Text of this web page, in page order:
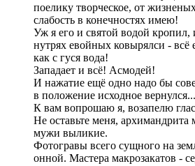
поелику творческое, от
слабость в конечностях имею!
Уж я его и святой водой кропил,
нутрях евойных ковырялси - всё
как с гуся вода!
Западает и всё! Асмодей!
И нажатие ещё одно надо бы
в положение исходное
К вам вопрошаю я, возапелю
Не оставьте меня, архимандрита
мужи выликие.
Фотогравы всего сущного на
онной. Мастера макрозакатов -